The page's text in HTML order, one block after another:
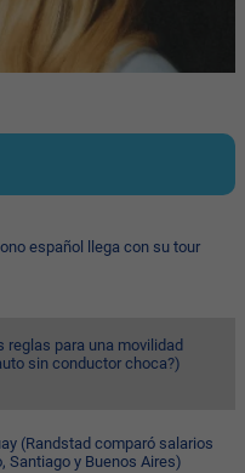
español llega con su tour
reglas para una movilidad
sin conductor choca?)
(Randstad comparó salarios
Santiago y Buenos Aires)